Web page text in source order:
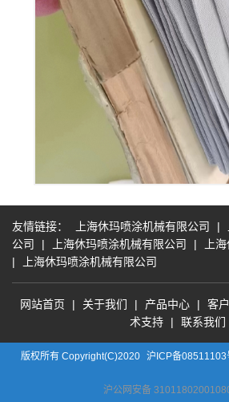
友情链接： 上海休玛喷涂机械有限公司 |
公司
| 上海休玛喷涂机械有限公司 |
上
|
上海休玛喷涂机械有限公司
网站首页 | 关于我们 | 产品中心 | 客
术支持
| 联系我们
版权所有 Copyright(C)2020 沪ICP备08511103
沪公网安备